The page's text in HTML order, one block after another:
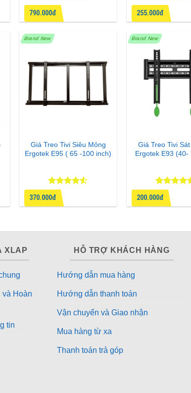
Được xếp
hạng
5 sao
790.000đ
Được xếp
hạng
5 sao
255.000đ
Brand New
Giá Treo Tivi Siêu Mỏng
Ergotek E95 ( 65 -100 inch)
Được xếp
hạng
5 sao
370.000đ
Brand New
Giá Treo Tivi
Ergotek E93 (40-
Được xếp
hạng
5 sao
200.000đ
XLAP
và Hoàn
tin
HỖ TRỢ KHÁCH HÀNG
Hướng dẫn mua hàng
Hướng dẫn thanh toán
Vận chuyển và Giao nhận
Mua hàng từ xa
Thanh toán trả góp